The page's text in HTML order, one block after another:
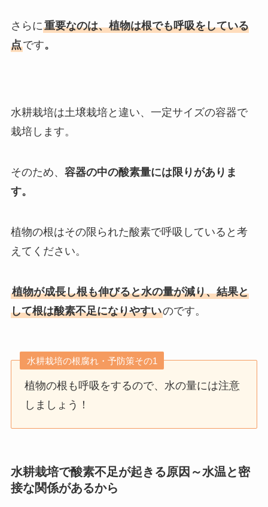
さらに重要なのは、植物は根でも呼吸をしている
点です。
水耕栽培は土壌栽培と違い、一定サイズの容器で
栽培します。
そのため、 容器の中の酸素量には限りがありま
す。
植物の根はその限られた酸素で呼吸していると考
えてください。
植物が成長し根も伸びると水の量が減り、結果と
して根は酸素不足になりやすいのです。
水耕栽培の根腐れ・予防策その1
植物の根も呼吸をするので、水の量には注意
しましょう！
水耕栽培で酸素不足が起きる原因～水温と密
接な関係があるから